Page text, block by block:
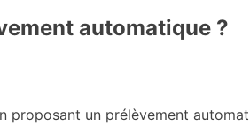
automatique ?
proposant un prélèvement